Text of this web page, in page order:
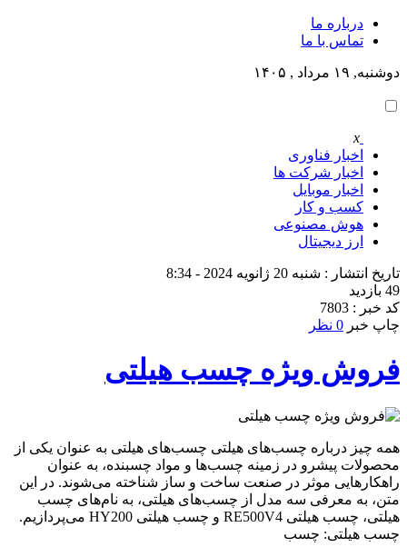
درباره ما
تماس با ما
دوشنبه, ۱۹ مرداد , ۱۴۰۵
x
اخبار فناوری
اخبار شرکت ها
اخبار موبایل
کسب و کار
هوش مصنوعی
ارز دیجیتال
تاریخ انتشار : شنبه 20 ژانویه 2024 - 8:34
49 بازدید
کد خبر : 7803
چاپ خبر 0 نظر
فروش ویژه چسب هیلتی
همه چیز درباره چسب‌های هیلتی چسب‌های هیلتی به عنوان یکی از
محصولات پیشرو در زمینه چسب‌ها و مواد چسبنده، به عنوان
راهکارهایی موثر در صنعت ساخت و ساز شناخته می‌شوند. در این
متن، به معرفی سه مدل از چسب‌های هیلتی، به نام‌های چسب
هیلتی، چسب هیلتی RE500V4 و چسب هیلتی HY200 می‌پردازیم.
چسب هیلتی: چسب